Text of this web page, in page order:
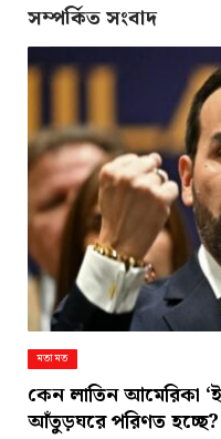
সম্পর্কিত সংবাদ
মতামত
কেন লাতিন আমেরিকা
আঁতুড়ঘরে পরিণত হচ্ছে?